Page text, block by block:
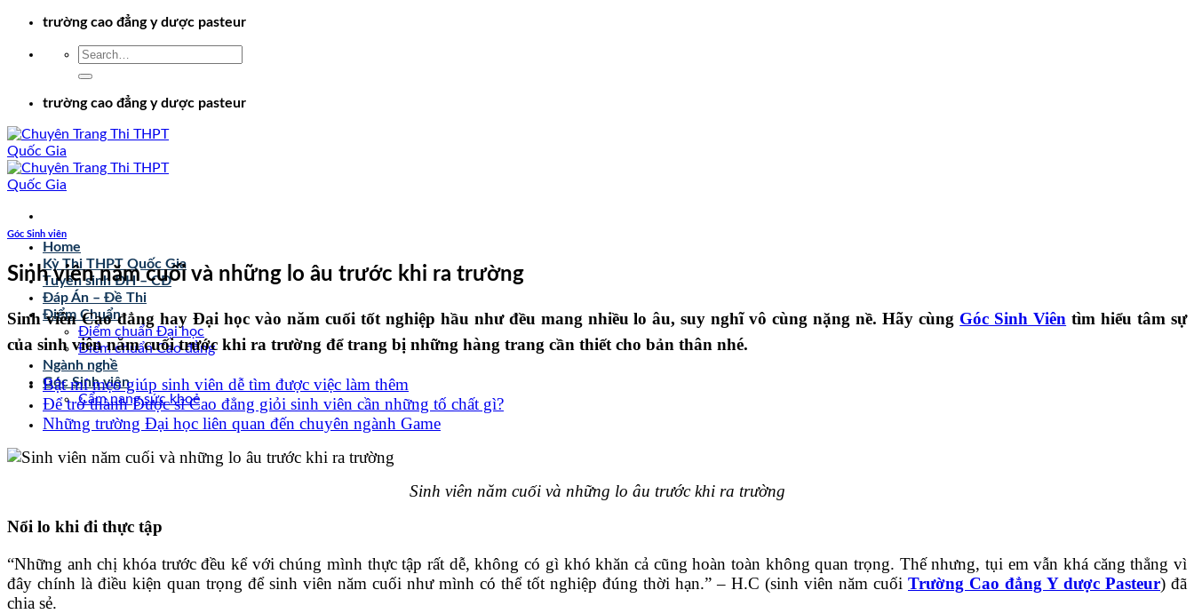
Chuyểntrường cao đẳng y dược pasteur
trường cao đẳng y dược pasteur
Home
Kỳ Thi THPT Quốc Gia
Tuyển sinh ĐH – CĐ
Đáp Án – Đề Thi
Điểm Chuẩn
Điểm chuẩn Đại học
Điểm chuẩn Cao đẳng
Ngành nghề
Góc Sinh viên
Cẩm nang sức khoẻ
Góc Sinh viên
Sinh viên năm cuối và những lo âu trước khi ra trường
Sinh viên Cao đẳng hay Đại học vào năm cuối tốt nghiệp hầu như đều mang nhiều lo âu, suy nghĩ vô cùng nặng nề. Hãy cùng Góc Sinh Viên tìm hiểu tâm sự
của sinh viên năm cuối trước khi ra trường để trang bị những hàng trang cần thiết cho bản thân nhé.
Bật mí mẹo giúp sinh viên dễ tìm được việc làm thêm
Để trở thành Dược sĩ Cao đẳng giỏi sinh viên cần những tố chất gì?
Những trường Đại học liên quan đến chuyên ngành Game
Sinh viên năm cuối và những lo âu trước khi ra trường
Nổi lo khi đi thực tập
“Những anh chị khóa trước đều kể với chúng mình thực tập rất dễ, không có gì khó khăn cả cũng hoàn toàn không quan trọng. Thế nhưng, tụi em vẫn khá căng thẳng vì
đây chính là điều kiện quan trọng để sinh viên năm cuối như mình có thể tốt nghiệp đúng thời hạn.” – H.C (sinh viên năm cuối Trường Cao đẳng Y dược Pasteur) đã
chia sẻ.